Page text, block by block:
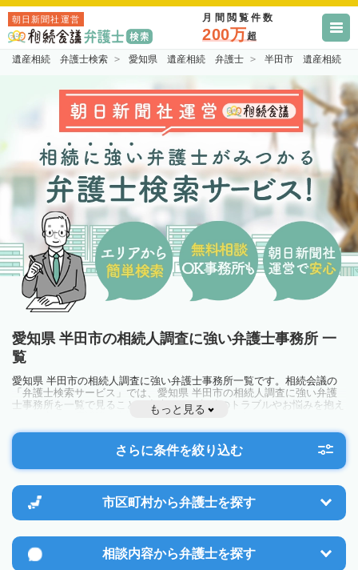
朝日新聞社運営 月間閲覧件数
200万超
遺産相続 弁護士検索 愛知県 遺産相続 弁護士 半田市 遺産相続
愛知県 半田市の相続人調査に強い弁護士事務所 一
覧
愛知県 半田市の相続人調査に強い弁護士事務所一覧です。相続会議の
「弁護士検索サービス」では、愛知県 半田市の相続人調査に強い弁護
士事務所を一覧で見ることが出来ます。相続のトラブルやお悩みを抱え
ている方は一度近隣の弁護士に相談してみましょう。
もっと見る
さらに条件を絞り込む
市区町村から弁護士を探す
相談内容から弁護士を探す